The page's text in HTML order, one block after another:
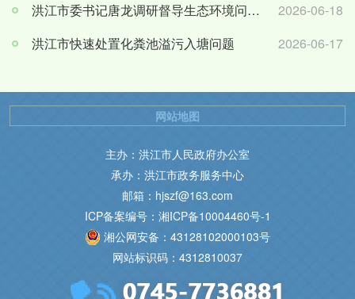
2026-06-18
洪江市委书记唐龙调研督导生态环境问题整改工作
2026-06-17
洪江市快速处置化粪池溢污入塘问题
主办：洪江市人民政府办公室
承办：洪江市政务服务中心
邮箱：hjszf@163.com
ICP备案编号：湘ICP备10004460号-1
湘公网安备：43128102000103号
网站标识码：4312810037
网站地图